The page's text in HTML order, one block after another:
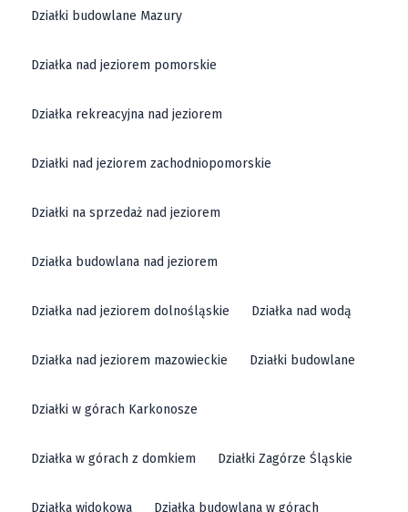
Działki budowlane Mazury
Działka nad jeziorem pomorskie
Działka rekreacyjna nad jeziorem
Działki nad jeziorem zachodniopomorskie
Działki na sprzedaż nad jeziorem
Działka budowlana nad jeziorem
Działka nad jeziorem dolnośląskie Działka nad wodą
Działka nad jeziorem mazowieckie Działki budowlane
Działki w górach Karkonosze
Działka w górach z domkiem Działki Zagórze Śląskie
Działka widokowa Działka budowlana w górach